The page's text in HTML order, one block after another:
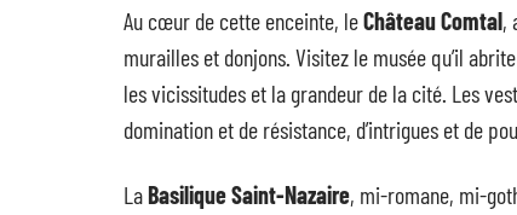
Au cœur de cette enceinte, leChâteau Comtal,
murailles et donjons. Visitez le musée qu’il
les vicissitudes et la grandeur de la cité. Les
domination et de résistance, d’intrigues et de
LaBasilique Saint-Nazaire, mi-romane, mi-